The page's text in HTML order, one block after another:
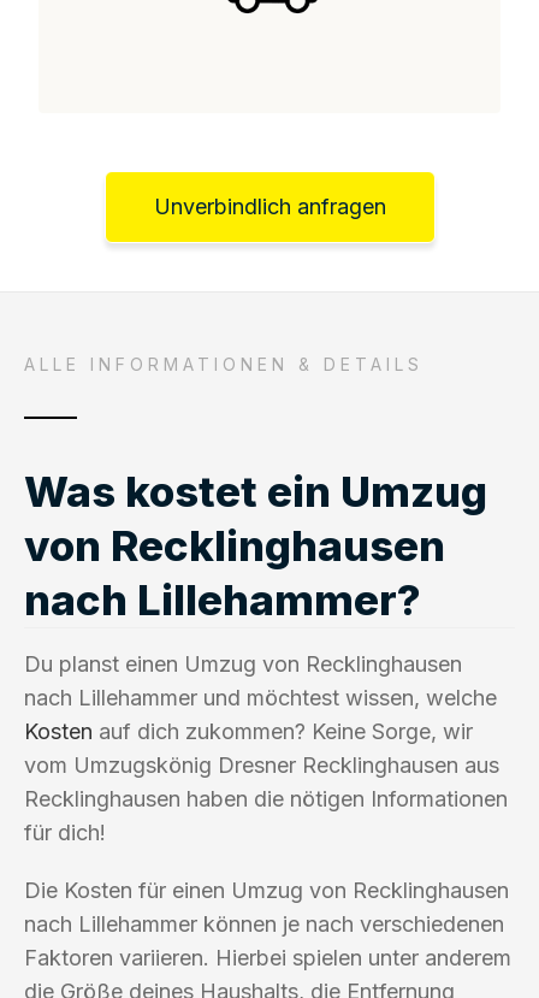
Unverbindlich anfragen
ALLE INFORMATIONEN & DETAILS
Was kostet ein Umzug
von Recklinghausen
nach Lillehammer?
Du planst einen Umzug von Recklinghausen
nach Lillehammer und möchtest wissen, welche
Kosten auf dich zukommen? Keine Sorge, wir
vom Umzugskönig Dresner Recklinghausen aus
Recklinghausen haben die nötigen Informationen
für dich!
Die Kosten für einen Umzug von Recklinghausen
nach Lillehammer können je nach verschiedenen
Faktoren variieren. Hierbei spielen unter anderem
die Größe deines Haushalts, die Entfernung